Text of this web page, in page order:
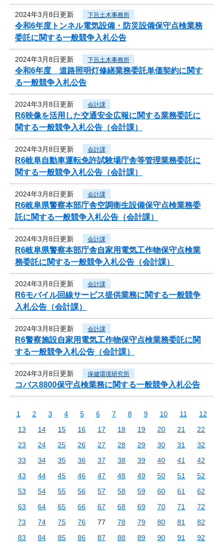
2024年3月8日更新 下呂土木事務所
令和6年度トンネル電気設備・防災設備保守点検業務
委託に関する一般競争入札公告
2024年3月8日更新 下呂土木事務所
令和6年度 道路照明灯修繕業務委託単価契約に関す
る一般競争入札公告
2024年3月8日更新 会計課
R6映像を活用した交通安全広報に関する業務委託に
関する一般競争入札公告（会計課）
2024年3月8日更新 会計課
R6岐阜自動車運転免許試験場庁舎等管理業務委託に
関する一般競争入札公告（会計課）
2024年3月8日更新 会計課
R6岐阜県警察本部庁舎空調衛生設備保守点検業務委
託に関する一般競争入札公告（会計課）
2024年3月8日更新 会計課
R6岐阜県警察本部庁舎自家用電気工作物保守点検業
務委託に関する一般競争入札公告（会計課）
2024年3月8日更新 会計課
R6モバイル回線サービス提供業務に関する一般競争
入札公告（会計課）
2024年3月8日更新 会計課
R6警察施設自家用電気工作物保守点検業務委託に関
する一般競争入札公告（会計課）
2024年3月8日更新 保健環境研究所
コバス8800保守点検業務に関する一般競争入札公告
1 2 3 4 5 6 7 8 9 10 11
12
13
14 15 16 17 18 19 20 21
22
23
24 25 26 27 28 29 30 31
32
33
34 35 36 37 38 39 40 41
42
43
44 45 46 47 48 49 50 51
52
53
54 55 56 57 58 59 60 61
62
63
64 65 66 67 68 69 70 71
72
73
74 75 76 77 78 79 80 81
82
83
84 85 86 87 88 89 90 91
92